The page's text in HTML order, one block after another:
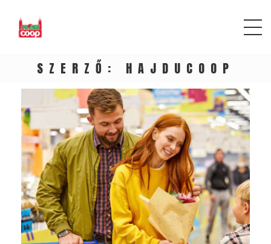
SZERZŐ: HAJDUCOOP